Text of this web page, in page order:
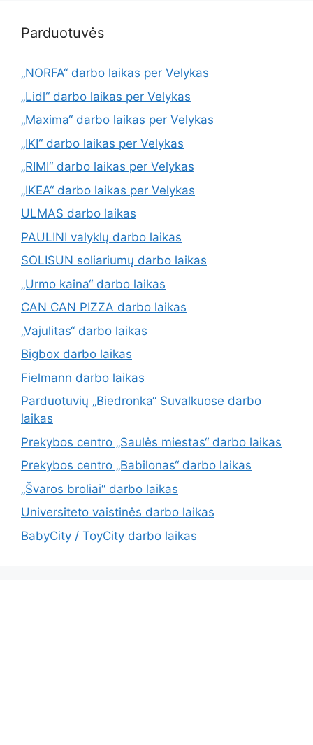
Parduotuvės
„NORFA“ darbo laikas per Velykas
„Lidl“ darbo laikas per Velykas
„Maxima“ darbo laikas per Velykas
„IKI“ darbo laikas per Velykas
„RIMI“ darbo laikas per Velykas
„IKEA“ darbo laikas per Velykas
ULMAS darbo laikas
PAULINI valyklų darbo laikas
SOLISUN soliariumų darbo laikas
„Urmo kaina“ darbo laikas
CAN CAN PIZZA darbo laikas
„Vajulitas“ darbo laikas
Bigbox darbo laikas
Fielmann darbo laikas
Parduotuvių „Biedronka“ Suvalkuose darbo
laikas
Prekybos centro „Saulės miestas“ darbo laikas
Prekybos centro „Babilonas“ darbo laikas
„Švaros broliai“ darbo laikas
Universiteto vaistinės darbo laikas
BabyCity / ToyCity darbo laikas